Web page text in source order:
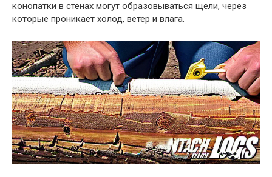
конопатки в стенах могут образовываться щели, через
которые проникает холод, ветер и влага.